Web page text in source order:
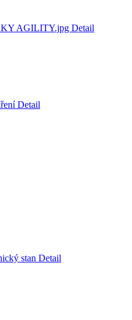
AGILITY.jpg Detail
Detail
stan Detail